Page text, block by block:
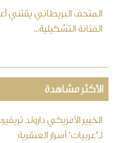
المتحف البريطاني يقتني
الفنانة التشكيلية...
الأكثر مشاهدة
الخبير الأمريكي دارولد
لـ"عربيات" أسرار العبقرية